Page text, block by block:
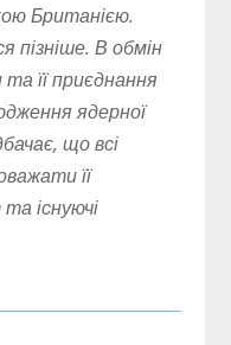
Британією.
пізніше. В обмін
її приєднання
ядерної
що всі
її
існуючі